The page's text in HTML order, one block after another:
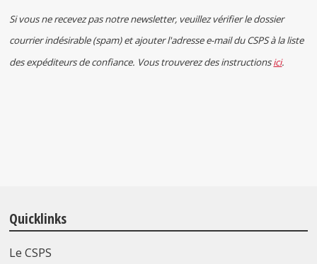
Si vous ne recevez pas notre newsletter, veuillez vérifier le dossier
courrier indésirable (spam) et ajouter l'adresse e-mail du CSPS à la liste
des expéditeurs de confiance. Vous trouverez des instructionsici.
Quicklinks
Le CSPS